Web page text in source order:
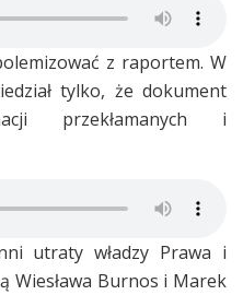
z raportem. W
tylko, że dokument
przekłamanych i
utraty władzy Prawa i
Wiesława Burnos i Marek